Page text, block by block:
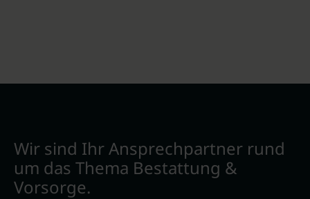
Wir sind Ihr Ansprechpartner rund
um das Thema Bestattung &
Vorsorge.